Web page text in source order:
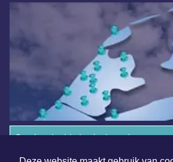
Overige dagbladen in de regio